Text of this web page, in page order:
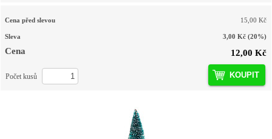
Cena před slevou 15,00 Kč
Sleva 3,00 Kč (20%)
Cena 12,00 Kč
KOUPIT
Počet kusů